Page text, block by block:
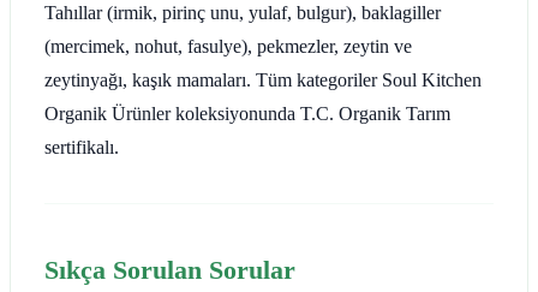
Tahıllar (irmik, pirinç unu, yulaf, bulgur), baklagiller
(mercimek, nohut, fasulye), pekmezler, zeytin ve
zeytinyağı, kaşık mamaları. Tüm kategoriler Soul Kitchen
Organik Ürünler koleksiyonunda T.C. Organik Tarım
sertifikalı.
Sıkça Sorulan Sorular